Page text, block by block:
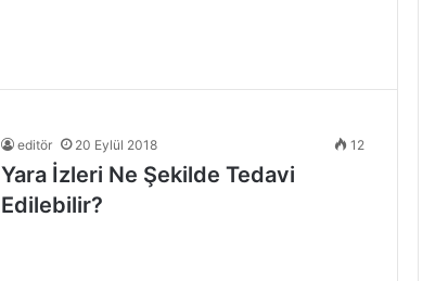
editör 20 Eylül 2018 12
Yara İzleri Ne Şekilde Tedavi
Edilebilir?